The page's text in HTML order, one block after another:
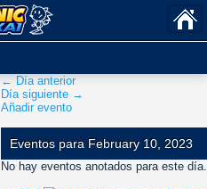
← Día anterior
Día siguiente →
Añadir evento
Eventos para February 10, 2023
No hay eventos anotados para este día.